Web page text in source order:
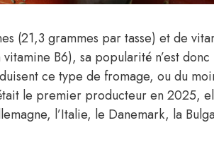
(21,3 grammes par tasse) et de
B6), sa popularité n’est
ce type de fromage, ou du
le premier producteur en 2025,
l’Italie, le Danemark, la